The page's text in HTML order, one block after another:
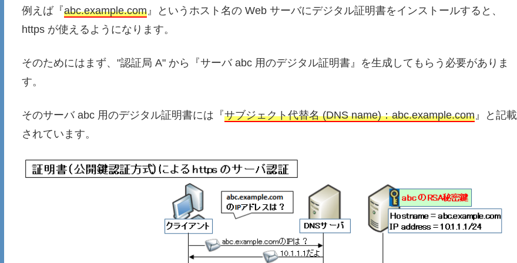
例えば『abc.example.com』というホスト名の Web サーバにデジタル証明書をインストールすると、
https が使えるようになります。
そのためにはまず、"認証局 A" から『サーバ abc 用のデジタル証明書』を生成してもらう必要がありま
す。
そのサーバ abc 用のデジタル証明書には『サブジェクト代替名 (DNS name)：abc.example.com』と記載
されています。